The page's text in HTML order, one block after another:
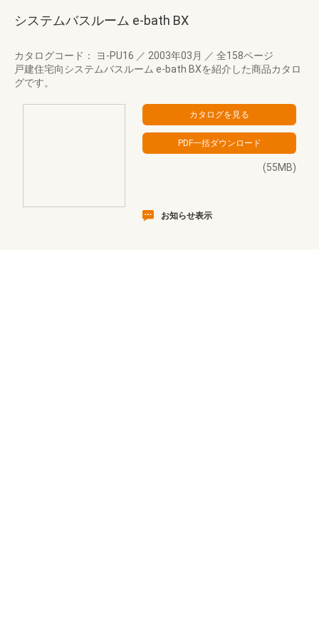
システムバスルーム e-bath BX
カタログコード： ヨ-PU16 ／ 2003年03月 ／ 全158ページ
戸建住宅向システムバスルーム e-bath BXを紹介した商品カタロ
グです。
(55MB)
お知らせ表示